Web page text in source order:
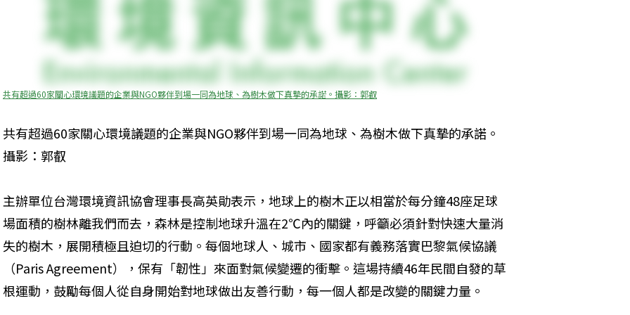
共有超過60家關心環境議題的企業與NGO夥伴到場一同為地球、為樹木做下真摯的承諾。攝影：郭叡
共有超過60家關心環境議題的企業與NGO夥伴到場一同為地球、為樹木做下真摯的承諾。
攝影：郭叡
主辦單位台灣環境資訊協會理事長高英勛表示，地球上的樹木正以相當於每分鐘48座足球
場面積的樹林離我們而去，森林是控制地球升溫在2℃內的關鍵，呼籲必須針對快速大量消
失的樹木，展開積極且迫切的行動。每個地球人、城市、國家都有義務落實巴黎氣候協議
（Paris Agreement），保有「韌性」來面對氣候變遷的衝擊。這場持續46年民間自發的草
根運動，鼓勵每個人從自身開始對地球做出友善行動，每一個人都是改變的關鍵力量。